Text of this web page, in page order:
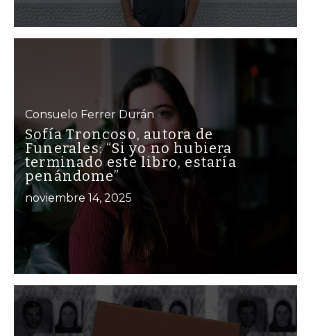
Consuelo Ferrer Durán
Sofía Troncoso, autora de
Funerales: “Si yo no hubiera
terminado este libro, estaría
penándome”
noviembre 14, 2025